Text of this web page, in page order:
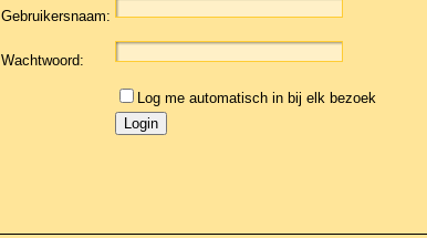
Gebruikersnaam:
Wachtwoord:
Log me automatisch in bij elk bezoek